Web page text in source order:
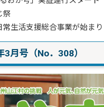
祭
常生活支援総合事業が始ま
3月号（No．308）